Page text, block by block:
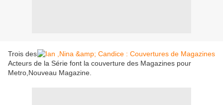
Trois des
Acteurs de la Série font la couverture des Magazines pour
Metro,Nouveau Magazine.